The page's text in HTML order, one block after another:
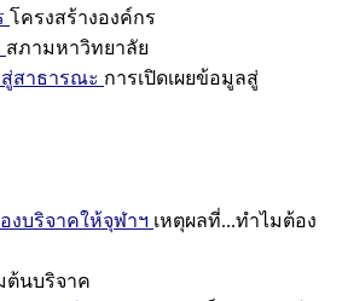
โครงสร้างองค์กร
สภามหาวิทยาลัย
สู่สาธารณะ การเปิดเผยข้อมูลสู่
งบริจาคให้จุฬาฯ เหตุผลที่...ทำไมต้อง
ต้นบริจาค